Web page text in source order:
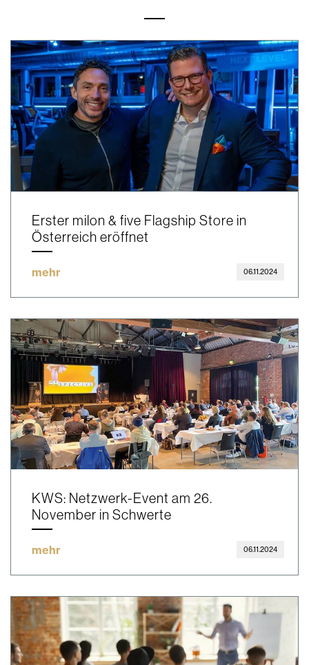
Erster milon & five Flagship Store in
Österreich eröffnet
mehr 06.11.2024
KWS: Netzwerk-Event am 26.
November in Schwerte
mehr 06.11.2024